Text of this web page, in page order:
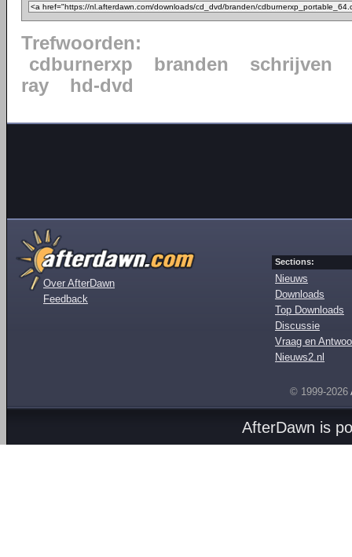
Trefwoorden:
cdburnerxp
branden
schrijven
ray
hd-dvd
Over AfterDawn
Feedback
Sections:
Nieuws
Downloads
Top Downloads
Discussie
Vraag en
Nieuws2.nl
© 1999-2026
AfterDawn is